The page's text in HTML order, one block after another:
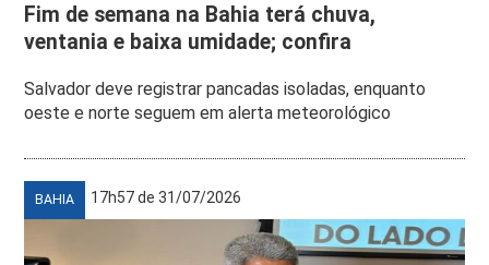
Fim de semana na Bahia terá chuva,
ventania e baixa umidade; confira
Salvador deve registrar pancadas isoladas, enquanto
oeste e norte seguem em alerta meteorológico
BAHIA 17h57 de 31/07/2026